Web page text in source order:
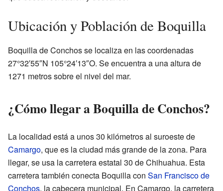
Ubicación y Población de Boquilla
Boquilla de Conchos se localiza en las coordenadas
27°32′55″N 105°24′13″O. Se encuentra a una altura de
1271 metros sobre el nivel del mar.
¿Cómo llegar a Boquilla de Conchos?
La localidad está a unos 30 kilómetros al suroeste de
Camargo, que es la ciudad más grande de la zona. Para
llegar, se usa la carretera estatal 30 de Chihuahua. Esta
carretera también conecta Boquilla con San Francisco de
Conchos, la cabecera municipal. En Camargo, la carretera